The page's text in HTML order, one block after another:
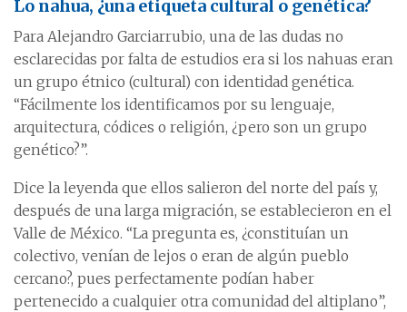
Lo nahua, ¿una etiqueta cultural o genética?
Para Alejandro Garciarrubio, una de las dudas no
esclarecidas por falta de estudios era si los nahuas eran
un grupo étnico (cultural) con identidad genética.
“Fácilmente los identificamos por su lenguaje,
arquitectura, códices o religión, ¿pero son un grupo
genético?”.
Dice la leyenda que ellos salieron del norte del país y,
después de una larga migración, se establecieron en el
Valle de México. “La pregunta es, ¿constituían un
colectivo, venían de lejos o eran de algún pueblo
cercano?, pues perfectamente podían haber
pertenecido a cualquier otra comunidad del altiplano”,